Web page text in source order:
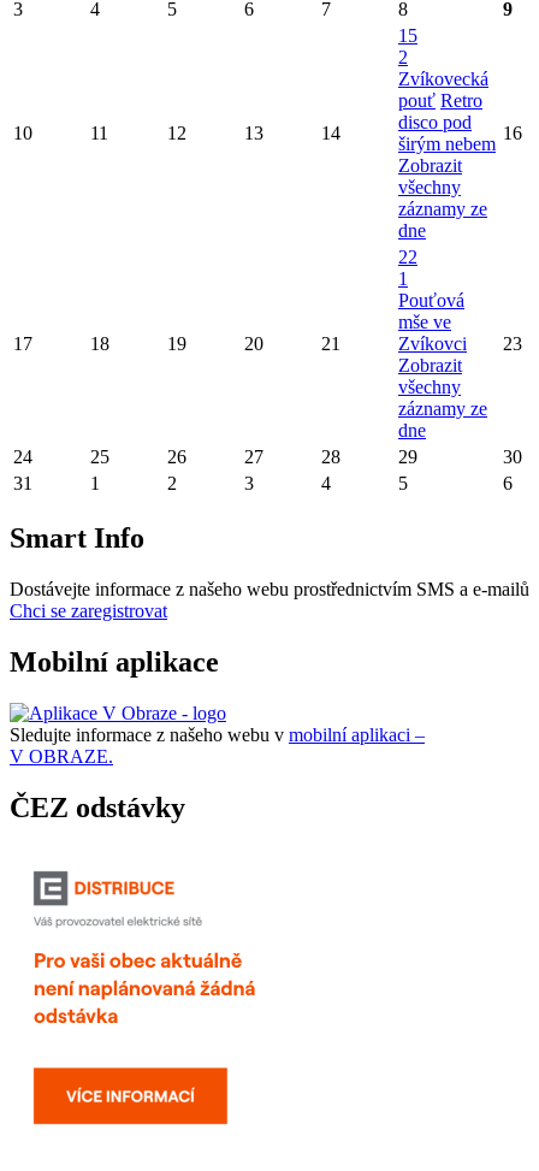
3 4 5 6 7 8 9
10 11 12 13 14
15
2
Zvíkovecká
pouť Retro
disco pod
širým nebem
Zobrazit
všechny
záznamy ze
dne
16
17 18 19 20 21
22
1
Pouťová
mše ve
Zvíkovci
Zobrazit
všechny
záznamy ze
dne
23
24 25 26 27 28 29
30
31
1 2 3 4 5 6
Smart Info
Dostávejte informace z našeho webu prostřednictvím SMS a e-mailů
Chci se zaregistrovat
Mobilní aplikace
Sledujte informace z našeho webu v mobilní aplikaci –
V OBRAZE.
ČEZ odstávky